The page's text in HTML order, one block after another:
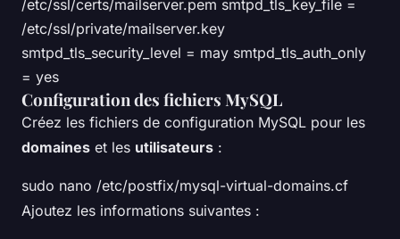
/etc/ssl/certs/mailserver.pem smtpd_tls_key_file =
/etc/ssl/private/mailserver.key
smtpd_tls_security_level = may smtpd_tls_auth_only
= yes
Configuration des fichiers MySQL
Créez les fichiers de configuration MySQL pour les
domaines et les utilisateurs :
sudo nano /etc/postfix/mysql-virtual-domains.cf
Ajoutez les informations suivantes :